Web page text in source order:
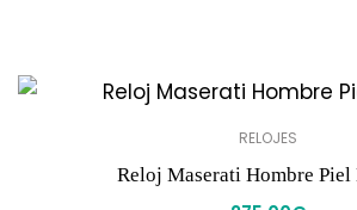
RELOJES
Reloj Maserati Hombre Piel